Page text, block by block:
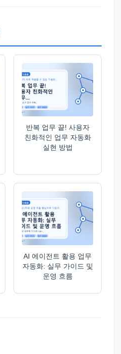
반복 업무 끝! 사용자
친화적인 업무 자동화
실현 방법
AI 에이전트 활용 업무
자동화: 실무 가이드 및
운영 흐름